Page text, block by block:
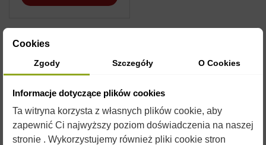
Świece woskowe
Proste
Okazjonalne
Motyw pszczelarski
Cookies
Zgody Szczegóły O Cookies
Informacje dotyczące plików cookies
Ta witryna korzysta z własnych plików cookie, aby
zapewnić Ci najwyższy poziom doświadczenia na naszej
stronie . Wykorzystujemy również pliki cookie stron